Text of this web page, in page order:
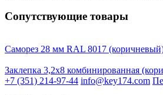
Сопутствующие товары
Саморез 28 мм RAL 8017
Заклепка 3,2х8 комбинированная
+7 (351) 214-97-44 info@key174.com